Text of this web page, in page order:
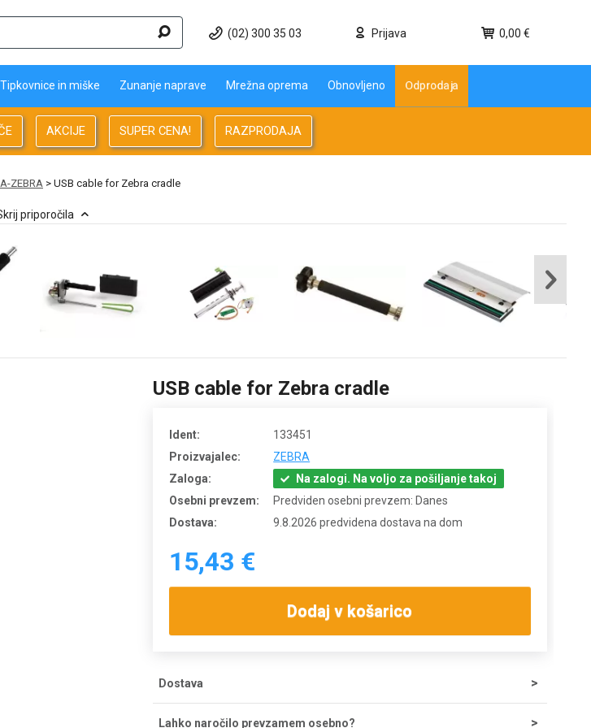
(02) 300 35 03 Prijava 0,00 €
Tipkovnice in miške Zunanje naprave Mrežna oprema Obnovljeno Odprodaja
AKCIJE SUPER CENA! RAZPRODAJA
ZEBRA > USB cable for Zebra cradle
priporočila
USB cable for Zebra cradle
Ident:
133451
Proizvajalec:
ZEBRA
Zaloga:
Na zalogi. Na voljo za pošiljanje takoj
Osebni prevzem:
Predviden osebni prevzem: Danes
Dostava:
9.8.2026 predvidena dostava na dom
15,43 €
Dodaj v košarico
Dostava
Lahko naročilo prevzamem osebno?